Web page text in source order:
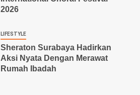
2026
LIFESTYLE
Sheraton Surabaya Hadirkan
Aksi Nyata Dengan Merawat
Rumah Ibadah